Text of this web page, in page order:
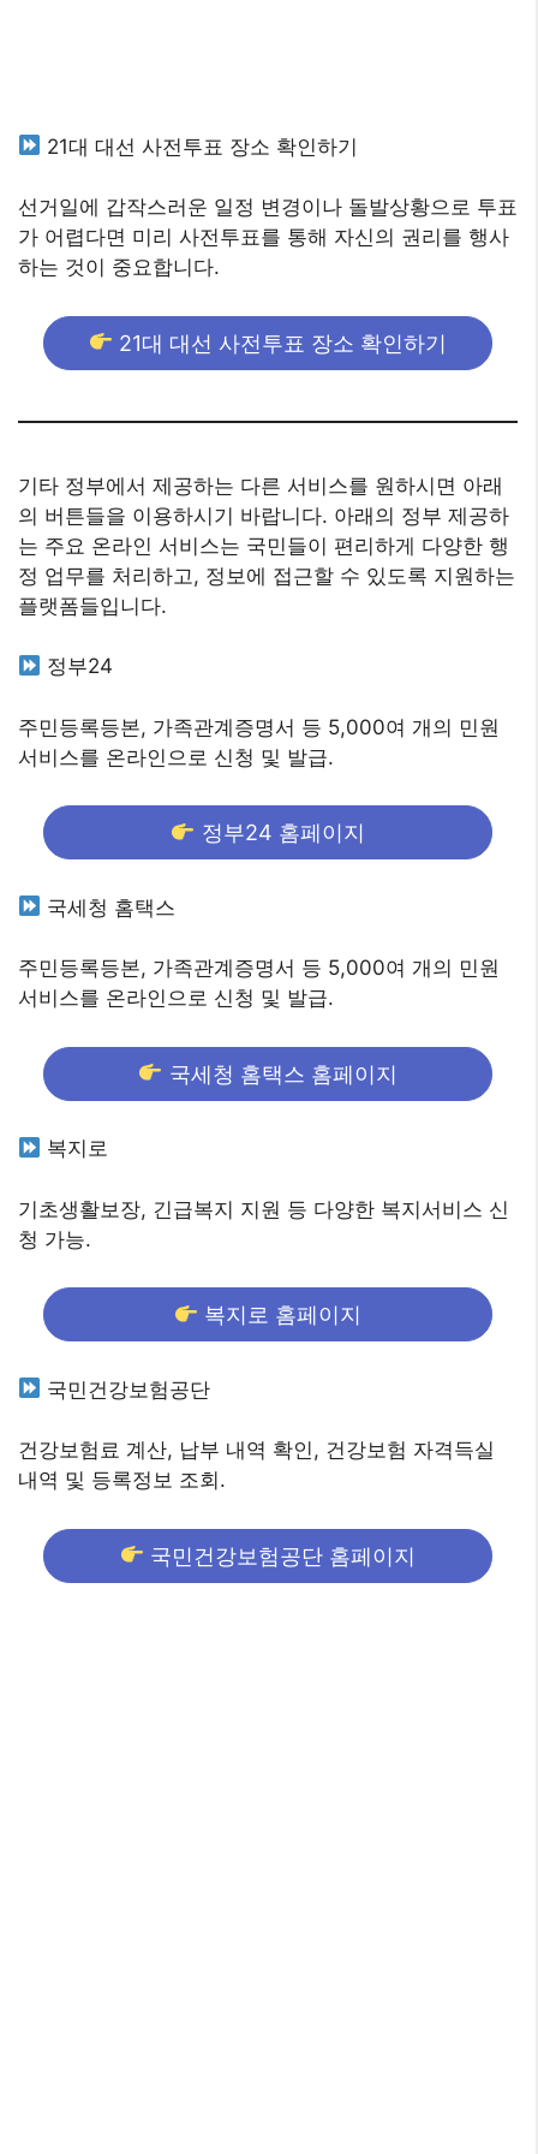
21대 대선 사전투표 장소 확인하기
선거일에 갑작스러운 일정 변경이나 돌발상황으로 투표
가 어렵다면 미리 사전투표를 통해 자신의 권리를 행사
하는 것이 중요합니다.
21대 대선 사전투표 장소 확인하기
기타 정부에서 제공하는 다른 서비스를 원하시면 아래
의 버튼들을 이용하시기 바랍니다. 아래의 정부 제공하
는 주요 온라인 서비스는 국민들이 편리하게 다양한 행
정 업무를 처리하고, 정보에 접근할 수 있도록 지원하는
플랫폼들입니다.
정부24
주민등록등본, 가족관계증명서 등 5,000여 개의 민원
서비스를 온라인으로 신청 및 발급.
정부24 홈페이지
국세청 홈택스
주민등록등본, 가족관계증명서 등 5,000여 개의 민원
서비스를 온라인으로 신청 및 발급.
국세청 홈택스 홈페이지
복지로
기초생활보장, 긴급복지 지원 등 다양한 복지서비스 신
청 가능.
복지로 홈페이지
국민건강보험공단
건강보험료 계산, 납부 내역 확인, 건강보험 자격득실
내역 및 등록정보 조회.
국민건강보험공단 홈페이지